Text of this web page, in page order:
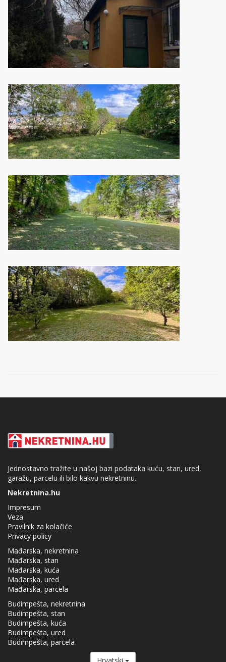
Jednostavno tražite u našoj bazi podataka kuću, stan, ured,
garažu, parcelu ili bilo kakvu nekretninu.
Nekretnina.hu
Impresum
Veza
Pravilnik za kolačiće
Privacy policy
Mađarska, nekretnina
Mađarska, stan
Mađarska, kuća
Mađarska, ured
Mađarska, parcela
Budimpešta, nekretnina
Budimpešta, stan
Budimpešta, kuća
Budimpešta, ured
Budimpešta, parcela
Hrvatski